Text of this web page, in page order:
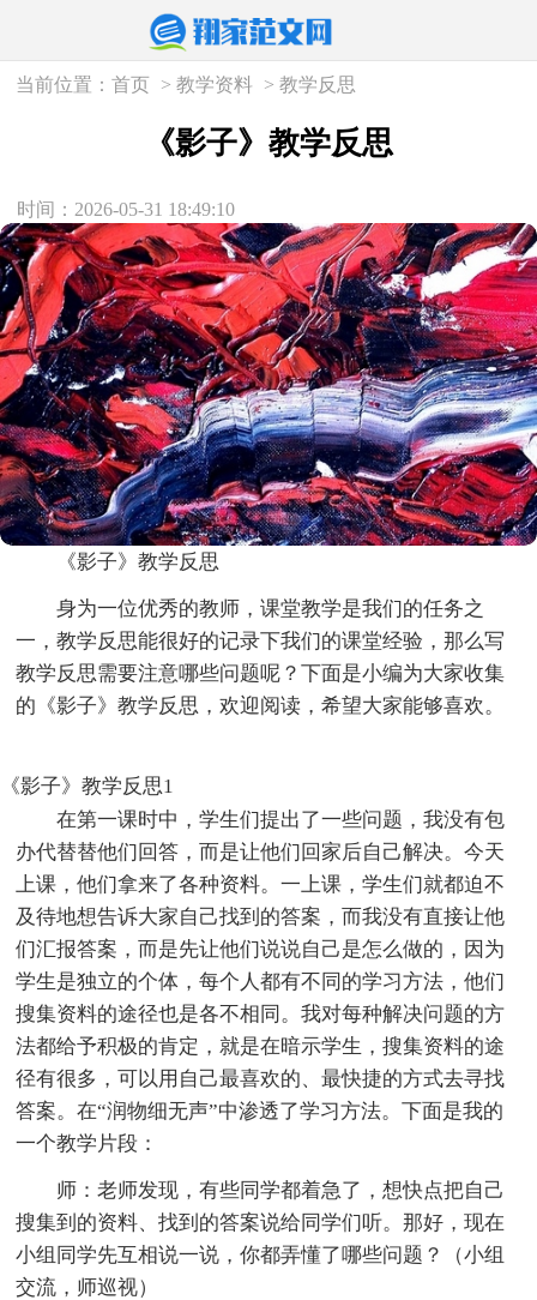
当前位置：首页 >教学资料 >教学反思
《影子》教学反思
时间：2026-05-31 18:49:10
《影子》教学反思
身为一位优秀的教师，课堂教学是我们的任务之
一，教学反思能很好的记录下我们的课堂经验，那么写
教学反思需要注意哪些问题呢？下面是小编为大家收集
的《影子》教学反思，欢迎阅读，希望大家能够喜欢。
《影子》教学反思1
在第一课时中，学生们提出了一些问题，我没有包
办代替替他们回答，而是让他们回家后自己解决。今天
上课，他们拿来了各种资料。一上课，学生们就都迫不
及待地想告诉大家自己找到的答案，而我没有直接让他
们汇报答案，而是先让他们说说自己是怎么做的，因为
学生是独立的个体，每个人都有不同的学习方法，他们
搜集资料的途径也是各不相同。我对每种解决问题的方
法都给予积极的肯定，就是在暗示学生，搜集资料的途
径有很多，可以用自己最喜欢的、最快捷的方式去寻找
答案。在“润物细无声”中渗透了学习方法。下面是我的
一个教学片段：
师：老师发现，有些同学都着急了，想快点把自己
搜集到的资料、找到的答案说给同学们听。那好，现在
小组同学先互相说一说，你都弄懂了哪些问题？（小组
交流，师巡视）